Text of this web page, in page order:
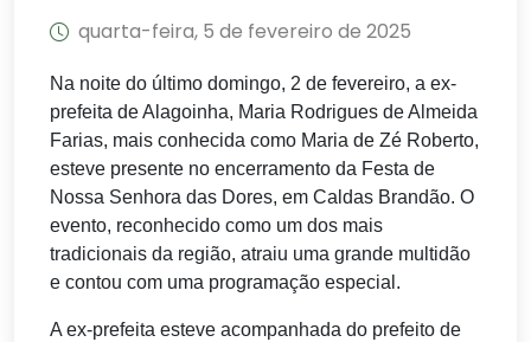
quarta-feira, 5 de fevereiro de 2025
Na noite do último domingo, 2 de fevereiro, a ex-
prefeita de Alagoinha, Maria Rodrigues de Almeida
Farias, mais conhecida como Maria de Zé Roberto,
esteve presente no encerramento da Festa de
Nossa Senhora das Dores, em Caldas Brandão. O
evento, reconhecido como um dos mais
tradicionais da região, atraiu uma grande multidão
e contou com uma programação especial.
A ex-prefeita esteve acompanhada do prefeito de